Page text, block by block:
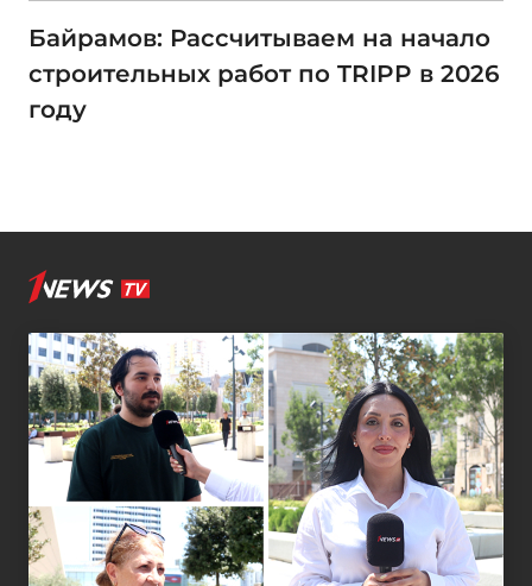
Байрамов: Рассчитываем на начало
строительных работ по TRIPP в 2026
году